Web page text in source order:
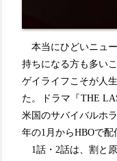
本当にひどいニュ
持ちになる方も多い
ゲイライフこそが人
た。ドラマ『THE
米国のサバイバルホ
年の1月からHBOで配
1話・2話は、割と